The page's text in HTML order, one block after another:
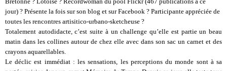
jour) ? Présente la fois sur son blog et sur Facebook ? Participante appréciée de
toutes les rencontres artisitico-urbano-sketcheuse ?
Totalement autodidacte, c’est suite à un challenge qu’elle est partie un beau
matin dans les collines autour de chez elle avec dans son sac un carnet et des
crayons aquarellables.
Le déclic est immédiat : les sensations, les perceptions du monde sont à sa